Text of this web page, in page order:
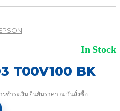
In Stock
T00V100 BK
รชำระเงิน ยืนยันราคา ณ วันสั่งซื้อ